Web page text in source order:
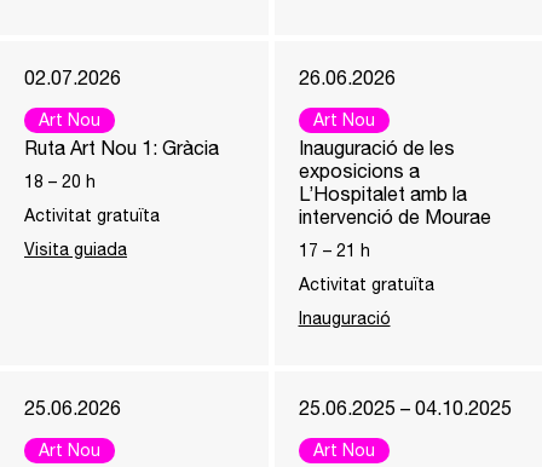
02.07.2026
Art Nou
Ruta Art Nou 1: Gràcia
18 – 20 h
Activitat gratuïta
Visita guiada
26.06.2026
Art Nou
Inauguració de les
exposicions a
L’Hospitalet amb la
intervenció de Mourae
17 – 21
h
Activitat gratuïta
Inauguració
25.06.2026
Art Nou
25.06.2025 – 04.10.2025
Art Nou